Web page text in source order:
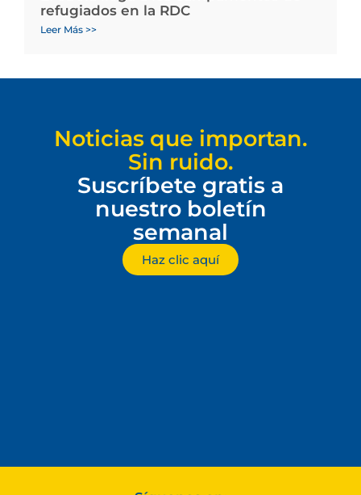
refugiados en la RDC
Leer Más >>
Noticias que importan.
Sin ruido.
Suscríbete gratis a
nuestro boletín
semanal
Haz clic aquí